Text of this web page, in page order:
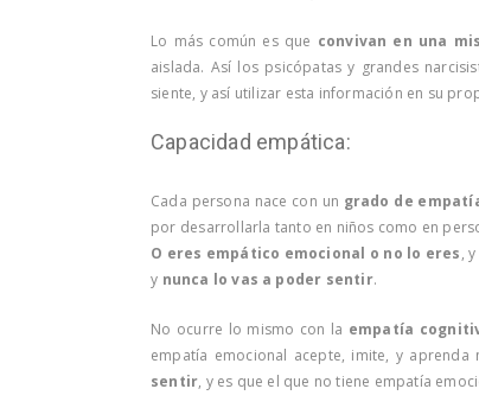
Lo más común es que convivan en una
aislada. Así los psicópatas y grandes
siente, y así utilizar esta información en su
Capacidad empática:
Cada persona nace con un grado de
por desarrollarla tanto en niños como en
O eres empático emocional o no lo eres,
y nunca lo vas a poder sentir.
No ocurre lo mismo con la empatía
empatía emocional acepte, imite, y
sentir, y es que el que no tiene empatía